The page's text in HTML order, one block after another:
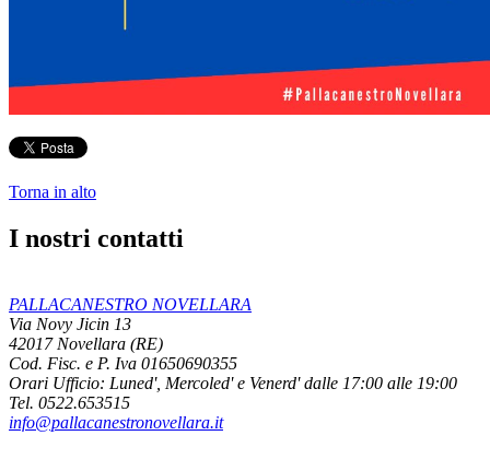
Torna in alto
I nostri contatti
PALLACANESTRO NOVELLARA
Via Novy Jicin 13
42017 Novellara (RE)
Cod. Fisc. e P. Iva 01650690355
Orari Ufficio: Luned', Mercoled' e Venerd' dalle 17:00 alle 19:00
Tel. 0522.653515
info@pallacanestronovellara.it